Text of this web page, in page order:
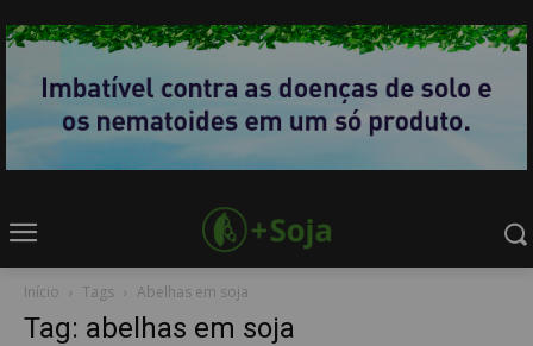
Início Tags Abelhas em soja
Tag: abelhas em soja